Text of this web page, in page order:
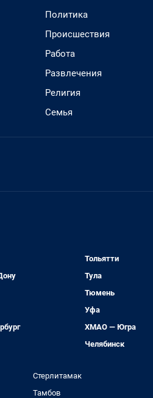
Политика
Происшествия
Работа
Развлечения
Религия
Семья
Тольятти
Тула
Тюмень
Уфа
ХМАО — Югра
Челябинск
Стерлитамак
Тамбов